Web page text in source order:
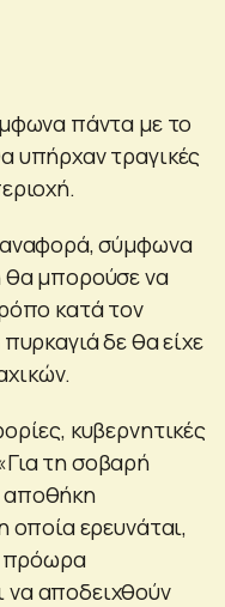
πάντα με το
υπήρχαν τραγικές
αναφορά, σύμφωνα
θα μπορούσε να
κατά τον
δε θα είχε
κυβερνητικές
τη σοβαρή
αποθήκη
οποία ερευνάται,
πρόωρα
να αποδειχθούν